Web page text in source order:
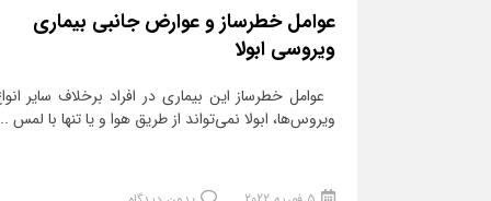
عوامل خطرساز و عوارض جانبی بیماری
ویروسی ابولا
عوامل خطرساز این بیماری در افراد برخلاف سایر
ویروس‌ها، ابولا نمی‌تواند از طریق هوا و یا تنها با لمس